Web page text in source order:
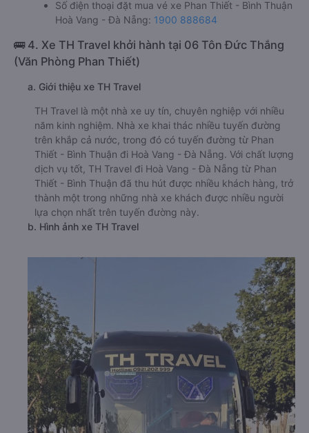
Số điện thoại đặt mua vé xe Phan Thiết - Bình Thuận
Hoà Vang - Đà Nẵng: 1900 888684
🚌 4. Xe TH Travel khởi hành tại 06 Tôn Đức Thắng
(Văn Phòng Phan Thiết)
a. Giới thiệu xe TH Travel
TH Travel là một nhà xe uy tín, chuyên nghiệp với nhiều
năm kinh nghiệm. Nhà xe khai thác nhiều tuyến đường
trên khắp cả nước, trong đó có tuyến đường từ Phan
Thiết - Bình Thuận đi Hoà Vang - Đà Nẵng. Với chất lượng
dịch vụ tốt, TH Travel đi Hoà Vang - Đà Nẵng từ Phan
Thiết - Bình Thuận đã thu hút được nhiều khách hàng, trở
thành một trong những nhà xe khách được nhiều người
lựa chọn nhất trên tuyến đường này.
b. Hình ảnh xe TH Travel